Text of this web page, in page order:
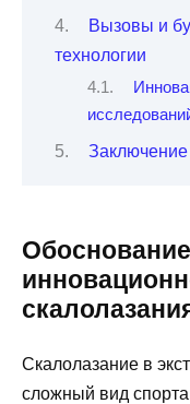
Вызовы и
технологии
Заключение
Скалолазание в
сложный вид спорта